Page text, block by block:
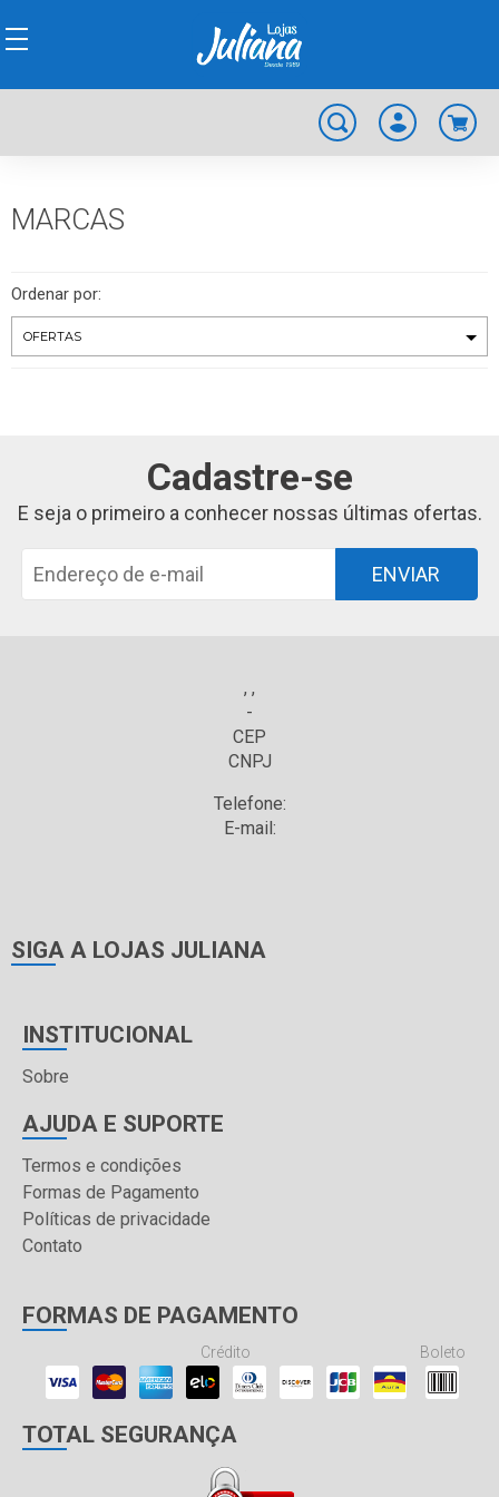
MARCAS
Ordenar por:
Cadastre-se
E seja o primeiro a conhecer nossas últimas ofertas.
ENVIAR
, ,
-
CEP
CNPJ
Telefone:
E-mail:
SIGA A LOJAS JULIANA
INSTITUCIONAL
Sobre
AJUDA E SUPORTE
Termos e condições
Formas de Pagamento
Políticas de privacidade
Contato
FORMAS DE PAGAMENTO
Crédito Boleto
TOTAL SEGURANÇA